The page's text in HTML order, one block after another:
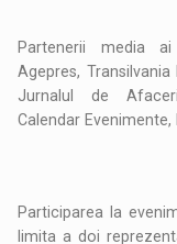
Partenerii media
Agepres, Transilvania
Jurnalul de
Calendar Evenimente,
Participarea la
limita a doi